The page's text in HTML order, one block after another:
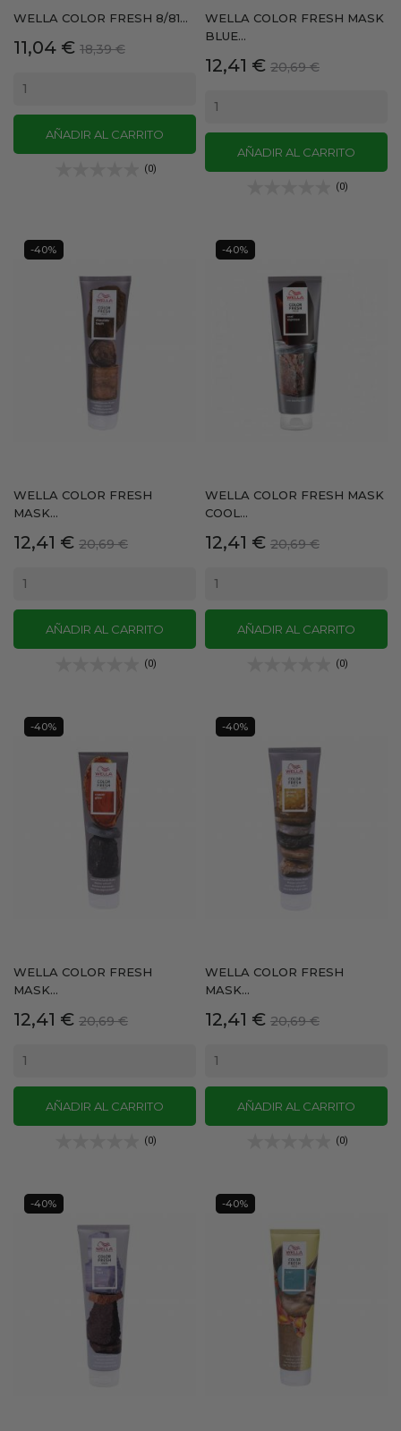
WELLA COLOR FRESH 8/81...
Precio
11,04 € Precio
18,39 €
AÑADIR AL CARRITO
(0)
WELLA COLOR FRESH MASK
BLUE...
Precio
12,41 € Precio
20,69 €
AÑADIR AL CARRITO
(0)
WELLA COLOR FRESH
MASK...
Precio
12,41 € Precio
20,69 €
AÑADIR AL CARRITO
(0)
-40%
WELLA COLOR FRESH MASK
COOL...
Precio
12,41 € Precio
20,69 €
AÑADIR AL CARRITO
(0)
-40%
WELLA COLOR FRESH
MASK...
Precio
12,41 € Precio
20,69 €
AÑADIR AL CARRITO
(0)
-40%
WELLA COLOR FRESH
MASK...
Precio
12,41 € Precio
20,69 €
AÑADIR AL CARRITO
(0)
-40%
-40% -40%